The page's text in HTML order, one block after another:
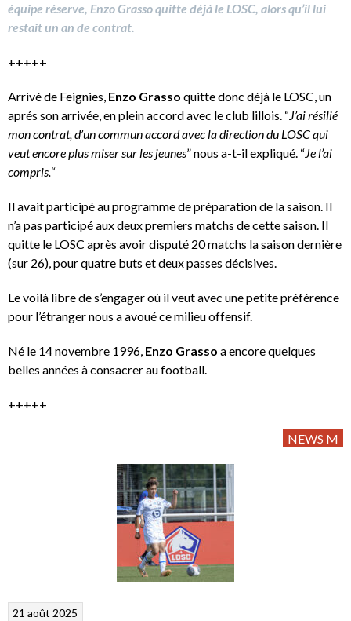
équipe réserve, Enzo Grasso quitte déjà le LOSC, alors qu’il lui
restait un an de contrat.
+++++
Arrivé de Feignies, Enzo Grasso quitte donc déjà le LOSC, un
aprés son arrivée, en plein accord avec le club lillois. “J’ai résilié
mon contrat, d’un commun accord avec la direction du LOSC qui
veut encore plus miser sur les jeunes” nous a-t-il expliqué. “Je l’ai
compris.“
Il avait participé au programme de préparation de la saison. Il
n’a pas participé aux deux premiers matchs de cette saison. Il
quitte le LOSC après avoir disputé 20 matchs la saison dernière
(sur 26), pour quatre buts et deux passes décisives.
Le voilà libre de s’engager où il veut avec une petite préférence
pour l’étranger nous a avoué ce milieu offensif.
Né le 14 novembre 1996, Enzo Grasso a encore quelques
belles années à consacrer au football.
+++++
NEWS M
21 août 2025